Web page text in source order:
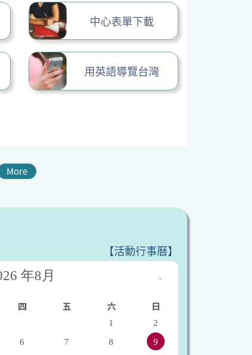
中心表單下載
用英語導覽台灣
More
【活動行事曆】
年8月 >
四 五 六 日
1
2
6 7 8
9